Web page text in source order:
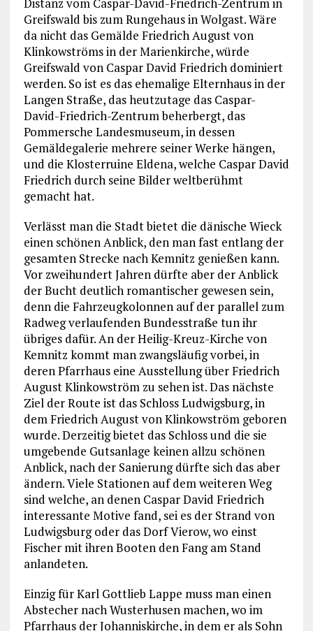
Greifswald bis zum Rungehaus in Wolgast. Wäre
da nicht das Gemälde Friedrich August von
Klinkowströms in der Marienkirche, würde
Greifswald von Caspar David Friedrich dominiert
werden. So ist es das ehemalige Elternhaus in der
Langen Straße, das heutzutage das Caspar-
David-Friedrich-Zentrum beherbergt, das
Pommersche Landesmuseum, in dessen
Gemäldegalerie mehrere seiner Werke hängen,
und die Klosterruine Eldena, welche Caspar David
Friedrich durch seine Bilder weltberühmt
gemacht hat.
Verlässt man die Stadt bietet die dänische Wieck
einen schönen Anblick, den man fast entlang der
gesamten Strecke nach Kemnitz genießen kann.
Vor zweihundert Jahren dürfte aber der Anblick
der Bucht deutlich romantischer gewesen sein,
denn die Fahrzeugkolonnen auf der parallel zum
Radweg verlaufenden Bundesstraße tun ihr
übriges dafür. An der Heilig-Kreuz-Kirche von
Kemnitz kommt man zwangsläufig vorbei, in
deren Pfarrhaus eine Ausstellung über Friedrich
August Klinkowström zu sehen ist. Das nächste
Ziel der Route ist das Schloss Ludwigsburg, in
dem Friedrich August von Klinkowström geboren
wurde. Derzeitig bietet das Schloss und die sie
umgebende Gutsanlage keinen allzu schönen
Anblick, nach der Sanierung dürfte sich das aber
ändern. Viele Stationen auf dem weiteren Weg
sind welche, an denen Caspar David Friedrich
interessante Motive fand, sei es der Strand von
Ludwigsburg oder das Dorf Vierow, wo einst
Fischer mit ihren Booten den Fang am Stand
anlandeten.
Einzig für Karl Gottlieb Lappe muss man einen
Abstecher nach Wusterhusen machen, wo im
Pfarrhaus der Johanniskirche, in dem er als Sohn